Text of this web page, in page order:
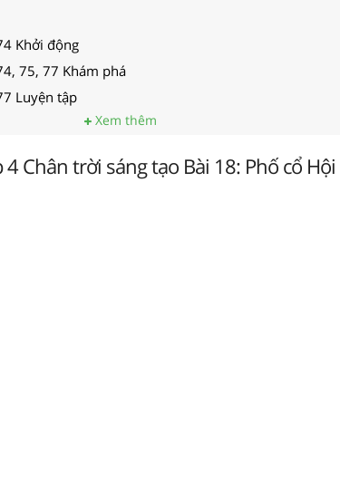
Khởi động
75, 77 Khám phá
Luyện tập
Xem thêm
4 Chân trời sáng tạo Bài 18: Phố cổ